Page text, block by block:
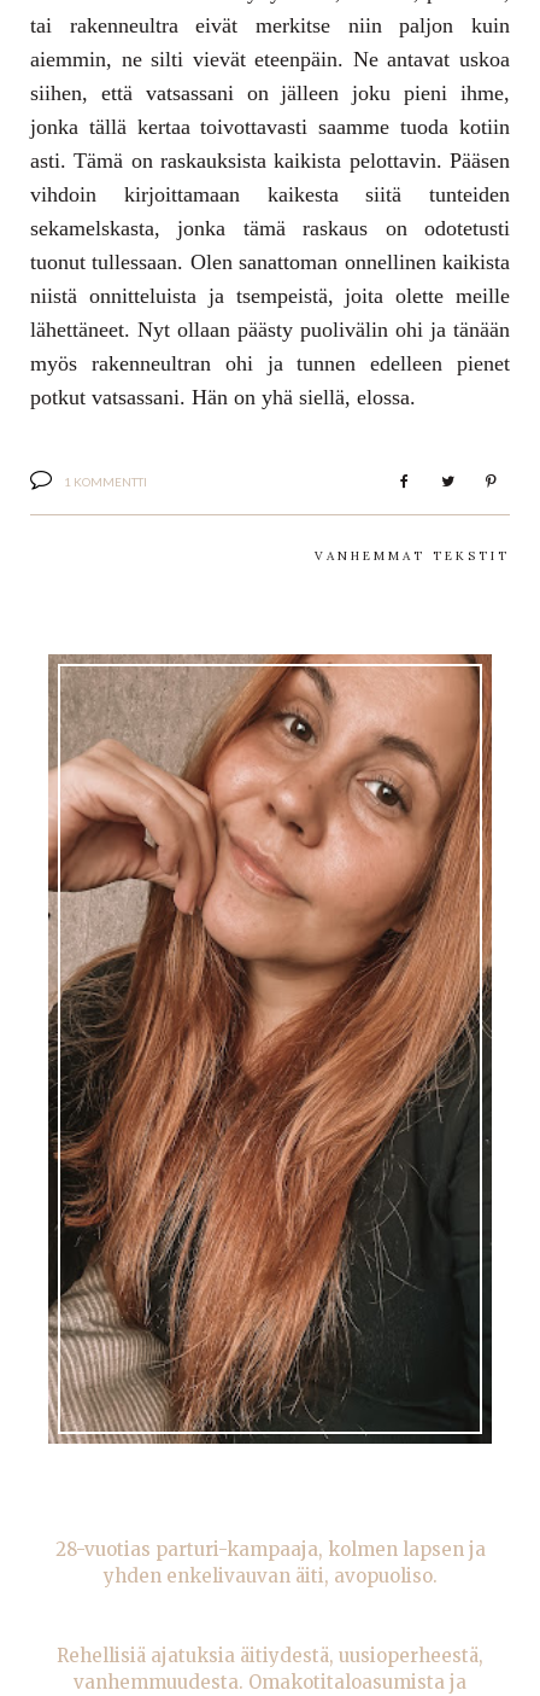
tai rakenneultra eivät merkitse niin paljon kuin
aiemmin, ne silti vievät eteenpäin. Ne antavat uskoa
siihen, että vatsassani on jälleen joku pieni ihme,
jonka tällä kertaa toivottavasti saamme tuoda kotiin
asti. Tämä on raskauksista kaikista pelottavin. Pääsen
vihdoin kirjoittamaan kaikesta siitä tunteiden
sekamelskasta, jonka tämä raskaus on odotetusti
tuonut tullessaan. Olen sanattoman onnellinen kaikista
niistä onnitteluista ja tsempeistä, joita olette meille
lähettäneet. Nyt ollaan päästy puolivälin ohi ja tänään
myös rakenneultran ohi ja tunnen edelleen pienet
potkut vatsassani. Hän on yhä siellä, elossa.
1 KOMMENTTI
VANHEMMAT TEKSTIT
28-vuotias parturi-kampaaja, kolmen lapsen ja
yhden enkelivauvan äiti, avopuoliso.
Rehellisiä ajatuksia äitiydestä, uusioperheestä,
vanhemmuudesta. Omakotitaloasumista ja